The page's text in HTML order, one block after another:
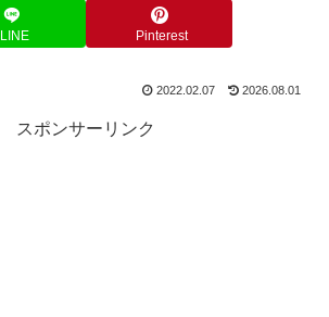
LINE Pinterest
2022.02.07 2026.08.01
スポンサーリンク